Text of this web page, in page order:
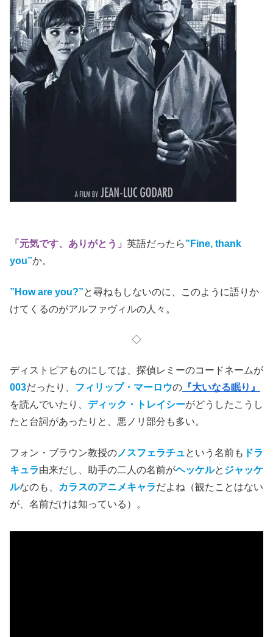
「元気です、ありがとう」 英語だったら”Fine, thank
you”か。
”How are you?”と尋ねもしないのに、このように語りか
けてくるのがアルファヴィルの人々。
◇
ディストピアものにしては、探偵レミーのコードネームが
003だったり、 フィリップ・マーロウの 『大いなる眠り』
を読んでいたり、 ディック・トレイシーがどうしたこうし
たと台詞があったりと、悪ノリ部分も多い。
フォン・ブラウン教授の ノスフェラチュという名前も ドラ
キュラ由来だし、助手の二人の名前がヘッケルと ジャッケ
ルなのも、 カラスのアニメキャラだよね（観たことはない
が、名前だけは知っている）。